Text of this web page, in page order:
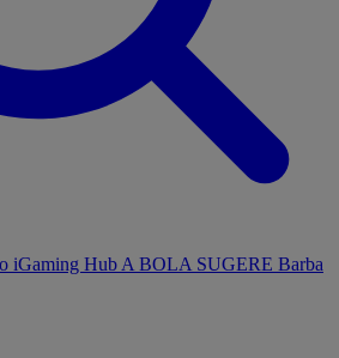
iGaming Hub A BOLA SUGERE Barba